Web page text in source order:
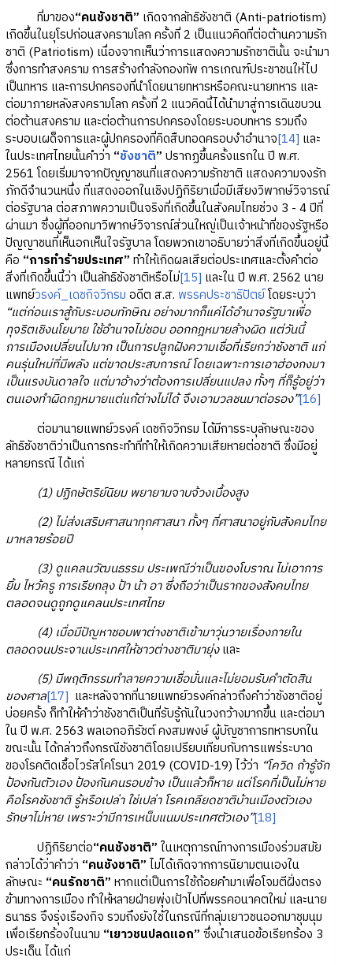
ที่มาของ“คนชังชาติ” เกิดจากลัทธิชังชาติ (Anti-patriotism)
เกิดขึ้นในยุโรปก่อนสงครามโลก ครั้งที่ 2 เป็นแนวคิดที่ต่อต้านความรัก
ชาติ (Patriotism) เนื่องจากเห็นว่าการแสดงความรักชาตินั้น จะนำมา
ซึ่งการทำสงคราม การสร้างกำลังกองทัพ การเกณฑ์ประชาชนให้ไป
เป็นทหาร และการปกครองที่นำโดยนายทหารหรือคณะนายทหาร และ
ต่อมาภายหลังสงครามโลก ครั้งที่ 2 แนวคิดนี้ได้นำมาสู่การเดินขบวน
ต่อต้านสงคราม และต่อต้านการปกครองโดยระบอบทหาร รวมถึง
ระบอบเผด็จการและผู้ปกครองที่คิดสืบทอดครอบงำอำนาจ[14] และ
ในประเทศไทยนั้นคำว่า “ชังชาติ” ปรากฏขึ้นครั้งแรกใน ปี พ.ศ.
2561 โดยเริ่มมาจากปัญญาชนที่แสดงความรักชาติ แสดงความจงรัก
ภักดีจำนวนหนึ่ง ที่แสดงออกในเชิงปฏิกิริยาเมื่อมีเสียงวิพากษ์วิจารณ์
ต่อรัฐบาล ต่อสภาพความเป็นจริงที่เกิดขึ้นในสังคมไทยช่วง 3 - 4 ปีที่
ผ่านมา ซึ่งผู้ที่ออกมาวิพากษ์วิจารณ์ส่วนใหญ่เป็นเจ้าหน้าที่ของรัฐหรือ
ปัญญาชนที่เห็นอกเห็นใจรัฐบาล โดยพวกเขาอธิบายว่าสิ่งที่เกิดขึ้นอยู่นี้
คือ “การทำร้ายประเทศ” ทำให้เกิดผลเสียต่อประเทศและตั้งคำต่อ
สิ่งที่เกิดขึ้นนี้ว่า เป็นลัทธิชังชาติหรือไม่[15] และใน ปี พ.ศ. 2562 นาย
แพทย์วรงค์_เดชกิจวิกรม อดีต ส.ส. พรรคประชาธิปัตย์โดยระบุว่า
“แต่ก่อนเราสู้กับระบอบทักษิณ อย่างมากก็แค่ได้อำนาจรัฐมาเพื่อ
ทุจริตเชิงนโยบาย ใช้อำนาจไม่ชอบ ออกกฎหมายล้างผิด แต่วันนี้
การเมืองเปลี่ยนไปมาก เป็นการปลูกฝังความเชื่อที่เรียกว่าชังชาติ แก่
คนรุ่นใหม่ที่มีพลัง แต่ขาดประสบการณ์ โดยเฉพาะการเอาฮ่องกงมา
เป็นแรงบันดาลใจ แต่มาอ้างว่าต้องการเปลี่ยนแปลง ทั้งๆ ที่ก็รู้อยู่ว่า
ตนเองทำผิดกฎหมายแต่แก้ต่างไม่ได้ จึงเอามวลชนมาต่อรอง”[16]
ต่อมานายแพทย์วรงค์ เดชกิจวิกรม ได้มีการระบุลักษณะของ
ลัทธิชังชาติว่าเป็นการกระทำที่ทำให้เกิดความเสียหายต่อชาติ ซึ่งมีอยู่
หลายกรณี ได้แก่
(1) ปฏิกษัตริย์นิยม พยายามจาบจ้วงเบื้องสูง
(2) ไม่ส่งเสริมศาสนาทุกศาสนา ทั้งๆ ที่ศาสนาอยู่กับสังคมไทย
มาหลายร้อยปี
(3) ดูแคลนวัฒนธรรม ประเพณีว่าเป็นของโบราณ ไม่เอาการ
ยิ้ม ไหว้ครู การเรียกลุง ป้า น้า อา ซึ่งถือว่าเป็นรากของสังคมไทย
ตลอดจนดูถูกดูแคลนประเทศไทย
(4) เมื่อมีปัญหาชอบพาต่างชาติเข้ามาวุ่นวายเรื่องภายใน
ตลอดจนประจานประเทศให้ชาวต่างชาติมายุ่งและ
(5) มีพฤติกรรมทำลายความเชื่อมั่นและไม่ยอมรับคำตัดสิน
ของศาล[17] และหลังจากที่นายแพทย์วรงค์กล่าวถึงคำว่าชังชาติอยู่
บ่อยครั้ง ก็ทำให้คำว่าชังชาติเป็นที่รับรู้กันในวงกว้างมากขึ้น และต่อมา
ใน ปี พ.ศ. 2563 พลเอกอภิรัชต์ คงสมพงษ์ ผู้บัญชาการทหารบกใน
ขณะนั้น ได้กล่าวถึงกรณีชังชาติโดยเปรียบเทียบกับการแพร่ระบาด
ของโรคติดเชื้อไวรัสโคโรนา 2019 (COVID-19) ไว้ว่า “โควิด ถ้ารู้จัก
ป้องกันตัวเอง ป้องกันคนรอบข้าง เป็นแล้วก็หาย แต่โรคที่เป็นไม่หาย
คือโรคชังชาติ รู้หรือเปล่า ใช่เปล่า โรคเกลียดชาติบ้านเมืองตัวเอง
รักษาไม่หาย เพราะว่ามีการเหน็บแนมประเทศตัวเอง”[18]
ปฏิกิริยาต่อ“คนชังชาติ” ในเหตุการณ์ทางการเมืองร่วมสมัย
กล่าวได้ว่าคำว่า “คนชังชาติ” ไม่ได้เกิดจากการนิยามตนเองใน
ลักษณะ “คนรักชาติ” หากแต่เป็นการใช้ถ้อยคำมาเพื่อโจมตีฝั่งตรง
ข้ามทางการเมือง ทำให้หลายฝ่ายพุ่งเป้าไปที่พรรคอนาคตใหม่ และนาย
ธนาธร จึงรุ่งเรืองกิจ รวมถึงยังใช้ในกรณีที่กลุ่มเยาวชนออกมาชุมนุม
เพื่อเรียกร้องในนาม “เยาวชนปลดแอก” ซึ่งนำเสนอข้อเรียกร้อง 3
ประเด็น ได้แก่